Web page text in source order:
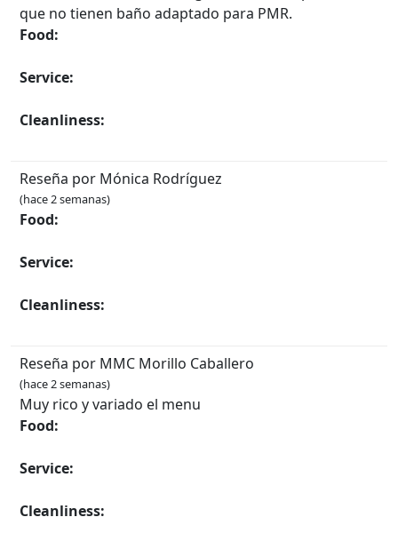
que no tienen baño adaptado para PMR.
Food:
Service:
Cleanliness:
Reseña por Mónica Rodríguez
(hace 2 semanas)
Food:
Service:
Cleanliness:
Reseña por MMC Morillo Caballero
(hace 2 semanas)
Muy rico y variado el menu
Food:
Service:
Cleanliness: